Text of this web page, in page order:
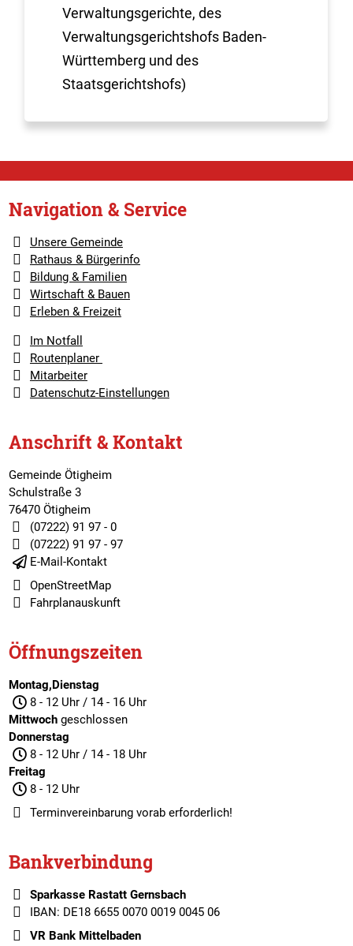
Verwaltungsgerichte, des
Verwaltungsgerichtshofs Baden-
Württemberg und des
Staatsgerichtshofs)
Navigation & Service
Unsere Gemeinde
Rathaus & Bürgerinfo
Bildung & Familien
Wirtschaft & Bauen
Erleben & Freizeit
Im Notfall
Routenplaner
Mitarbeiter
Datenschutz-Einstellungen
Anschrift & Kontakt
Gemeinde Ötigheim
Schulstraße 3
76470 Ötigheim
(07222) 91 97 - 0
(07222) 91 97 - 97
E-Mail-Kontakt
OpenStreetMap
Fahrplanauskunft
Öffnungszeiten
Montag,Dienstag
8 - 12 Uhr / 14 - 16 Uhr
Mittwochgeschlossen
Donnerstag
8 - 12 Uhr / 14 - 18 Uhr
Freitag
8 - 12 Uhr
Terminvereinbarungvorab erforderlich!
Bankverbindung
Sparkasse Rastatt Gernsbach
IBAN: DE18 6655 0070 0019 0045 06
VR Bank Mittelbaden